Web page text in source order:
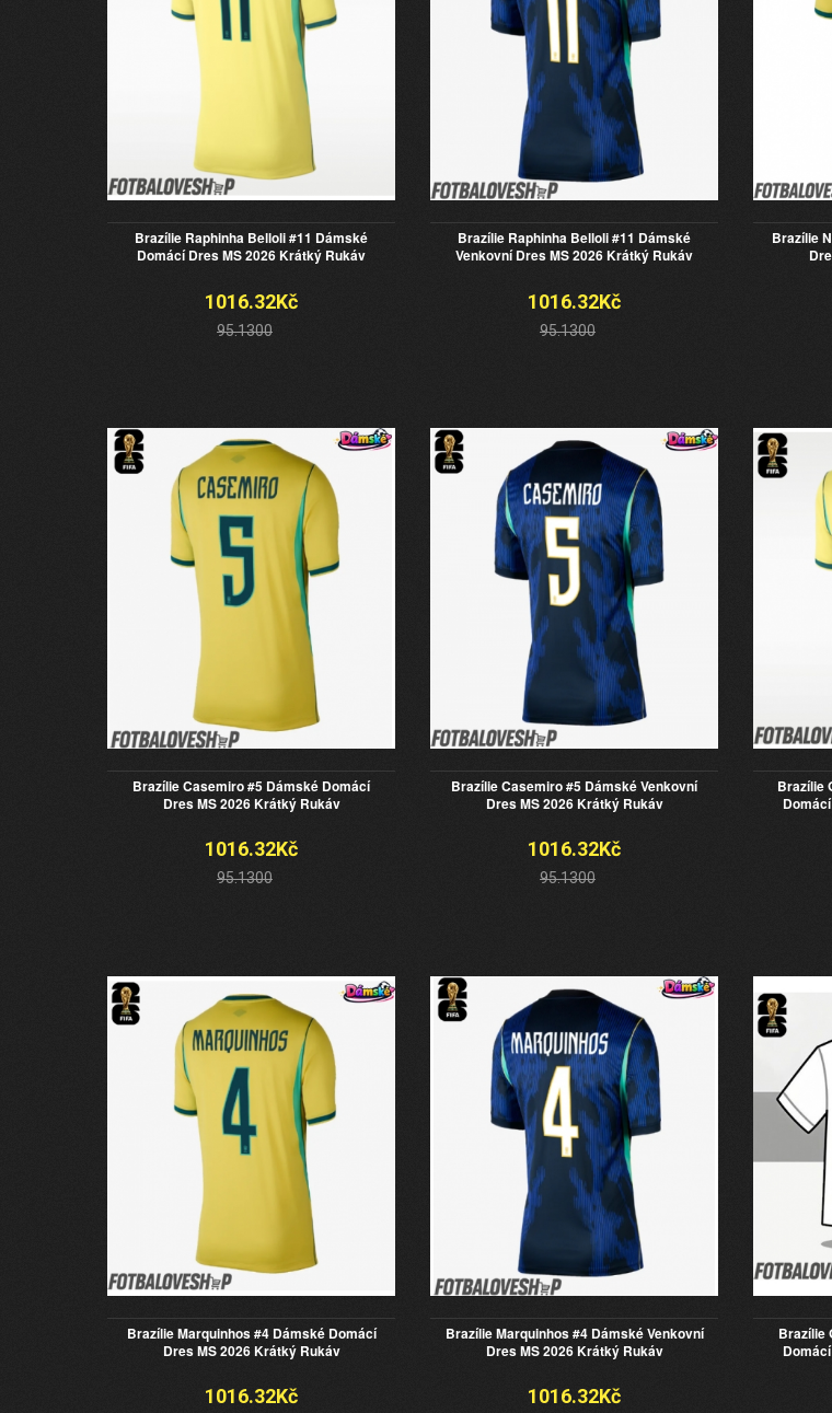
Brazílie Raphinha Belloli #11 Dámské
Domácí Dres MS 2026 Krátký Rukáv
1016.32Kč
95.1300
Brazílie Raphinha Belloli #11 Dámské
Venkovní Dres MS 2026 Krátký Rukáv
1016.32Kč
95.1300
Brazílie
Brazílie Casemiro #5 Dámské Domácí
Dres MS 2026 Krátký Rukáv
1016.32Kč
95.1300
Brazílie Casemiro #5 Dámské Venkovní
Dres MS 2026 Krátký Rukáv
1016.32Kč
95.1300
Brazílie
Brazílie Marquinhos #4 Dámské Domácí
Dres MS 2026 Krátký Rukáv
1016.32Kč
Brazílie Marquinhos #4 Dámské Venkovní
Dres MS 2026 Krátký Rukáv
1016.32Kč
Brazílie